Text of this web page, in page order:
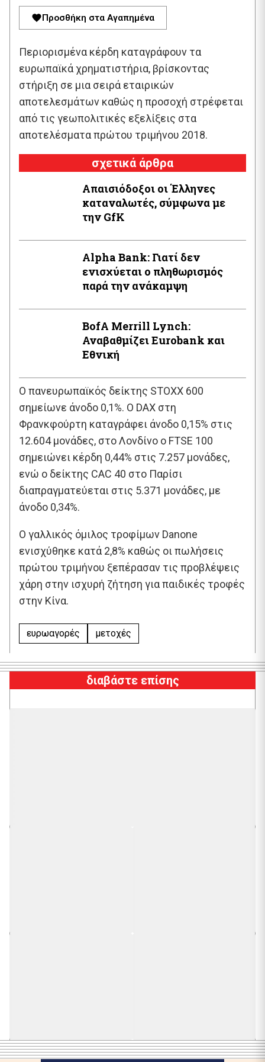
Προσθήκη στα Αγαπημένα
Περιορισμένα κέρδη καταγράφουν τα
ευρωπαϊκά χρηματιστήρια, βρίσκοντας
στήριξη σε μια σειρά εταιρικών
αποτελεσμάτων καθώς η προσοχή στρέφεται
από τις γεωπολιτικές εξελίξεις στα
αποτελέσματα πρώτου τριμήνου 2018.
σχετικά άρθρα
Απαισιόδοξοι οι Έλληνες
καταναλωτές, σύμφωνα με
την GfK
Alpha Bank: Γιατί δεν
ενισχύεται ο πληθωρισμός
παρά την ανάκαμψη
BofA Μerrill Lynch:
Αναβαθμίζει Eurobank και
Εθνική
Ο πανευρωπαϊκός δείκτης STOXX 600
σημείωνε άνοδο 0,1%. Ο DAX στη
Φρανκφούρτη καταγράφει άνοδο 0,15% στις
12.604 μονάδες, στο Λονδίνο ο FTSE 100
σημειώνει κέρδη 0,44% στις 7.257 μονάδες,
ενώ ο δείκτης CAC 40 στο Παρίσι
διαπραγματεύεται στις 5.371 μονάδες, με
άνοδο 0,34%.
Ο γαλλικός όμιλος τροφίμων Danone
ενισχύθηκε κατά 2,8% καθώς οι πωλήσεις
πρώτου τριμήνου ξεπέρασαν τις προβλέψεις
χάρη στην ισχυρή ζήτηση για παιδικές τροφές
στην Κίνα.
ευρωαγορές μετοχές
διαβάστε επίσης